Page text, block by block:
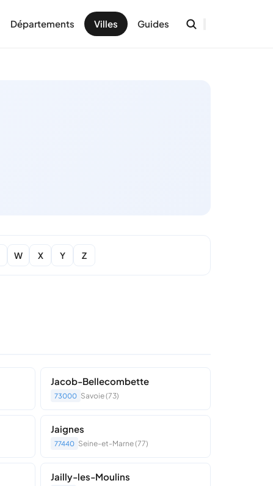
Départements Villes Guides
W X Y Z
Jacob-Bellecombette
73000 Savoie (73)
Jaignes
77440 Seine-et-Marne (77)
Jailly-les-Moulins